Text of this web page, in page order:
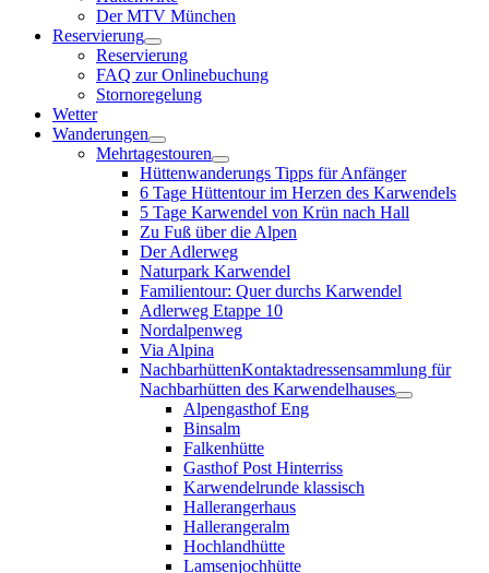
Der MTV München
Reservierung
Reservierung
FAQ zur Onlinebuchung
Stornoregelung
Wetter
Wanderungen
Mehrtagestouren
Hüttenwanderungs Tipps für Anfänger
6 Tage Hüttentour im Herzen des Karwendels
5 Tage Karwendel von Krün nach Hall
Zu Fuß über die Alpen
Der Adlerweg
Naturpark Karwendel
Familientour: Quer durchs Karwendel
Adlerweg Etappe 10
Nordalpenweg
Via Alpina
NachbarhüttenKontaktadressensammlung für
Nachbarhütten des Karwendelhauses
Alpengasthof Eng
Binsalm
Falkenhütte
Gasthof Post Hinterriss
Karwendelrunde klassisch
Hallerangerhaus
Hallerangeralm
Hochlandhütte
Lamsenjochhütte